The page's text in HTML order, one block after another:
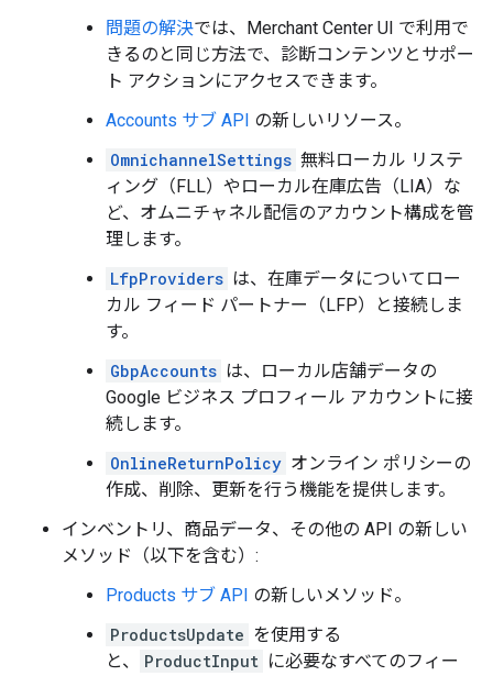
問題の解決では、Merchant Center UI で利用で
きるのと同じ方法で、診断コンテンツとサポー
ト アクションにアクセスできます。
Accounts サブ API の新しいリソース。
OmnichannelSettings 無料ローカル リステ
ィング（FLL）やローカル在庫広告（LIA）な
ど、オムニチャネル配信のアカウント構成を管
理します。
LfpProviders は、在庫データについてロー
カル フィード パートナー（LFP）と接続しま
す。
GbpAccounts は、ローカル店舗データの
Google ビジネス プロフィール アカウントに接
続します。
OnlineReturnPolicy オンライン ポリシーの
作成、削除、更新を行う機能を提供します。
インベントリ、商品データ、その他の API の新しい
メソッド（以下を含む）:
Products サブ API の新しいメソッド。
ProductsUpdate を使用する
と、
ProductInput に必要なすべてのフィー